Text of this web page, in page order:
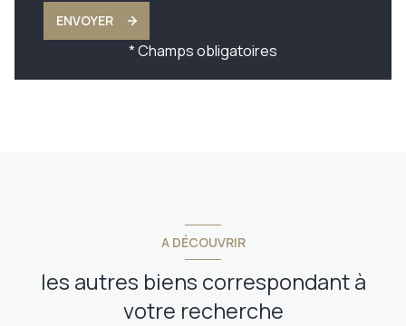
ENVOYER
* Champs obligatoires
A DÉCOUVRIR
les autres biens correspondant à
votre recherche